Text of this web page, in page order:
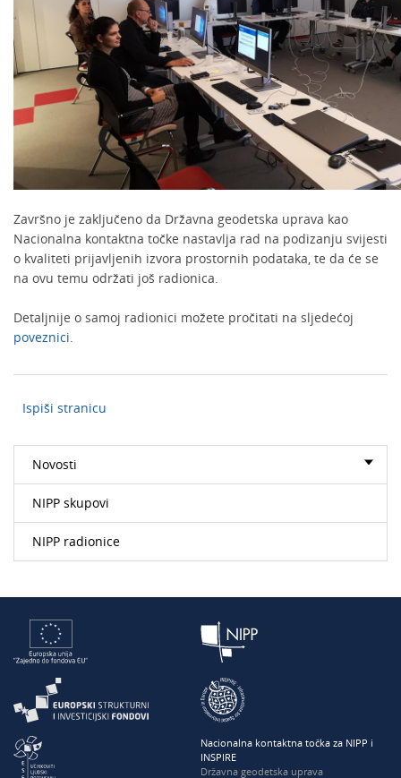
Završno je zaključeno da Državna geodetska uprava kao
Nacionalna kontaktna točke nastavlja rad na podizanju svijesti
o kvaliteti prijavljenih izvora prostornih podataka, te da će se
na ovu temu održati još radionica.
Detaljnije o samoj radionici možete pročitati na sljedećoj
poveznici.
Ispiši stranicu
Novosti
NIPP skupovi
NIPP radionice
Nacionalna kontaktna točka za NIPP i
INSPIRE
Državna geodetska uprava